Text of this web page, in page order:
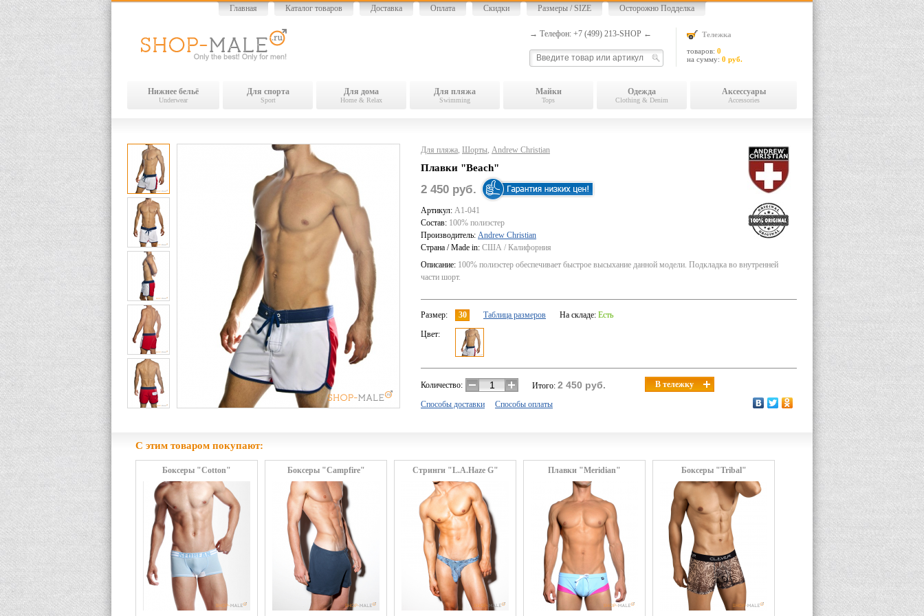
Главная Каталог товаров Доставка Оплата Скидки Размеры / SIZE Осторожно Подделка
Тележка
товаров: 0
на сумму: 0 руб.
→ Телефон: +7 (499) 213-SHOP ←
Нижнее бельё
Underwear
Для спорта
Sport
Для дома
Home & Relax
Для пляжа
Swimming
Майки
Tops
Одежда
Clothing & Denim
Аксессуары
Accessories
Для пляжа, Шорты, Andrew Christian
Плавки "Beach"
2 450 руб.
Артикул: A1-041
Состав: 100% полиэстер
Производитель: Andrew Christian
Страна / Made in: США / Калифорния
Описание: 100% полиэстер обеспечивает быстрое высыхание данной модели. Подкладка во внутренней
части шорт.
Размер: 30 Таблица размеров На складе: Есть
Цвет:
Количество: Итого: 2 450 руб. В тележку
Способы доставки Способы оплаты
С этим товаром покупают:
Боксеры "Cotton" Боксеры "Campfire" Стринги "L.A.Haze G" Плавки "Meridian" Боксеры "Tribal"